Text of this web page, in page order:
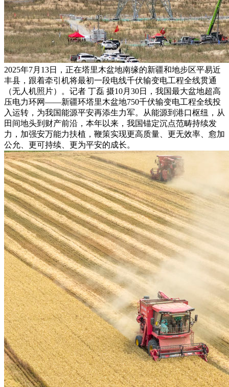
2025年7月13日，正在塔里木盆地南缘的新疆和地步区平易近
丰县，跟着牵引机将最初一段电线千伏输变电工程全线贯通
（无人机照片）。记者 丁磊 摄10月30日，我国最大盆地超高
压电力环网——新疆环塔里木盆地750千伏输变电工程全线投
入运转，为我国能源平安再添生力军。从能源到港口枢纽，从
田间地头到财产前沿，本年以来，我国锚定沉点范畴持续发
力，加强安万能力扶植，鞭策实现更高质量、更无效率、愈加
公允、更可持续、更为平安的成长。